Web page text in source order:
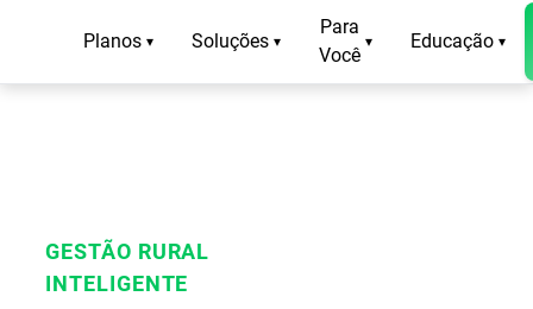
Planos ▾ Soluções ▾
Para
Você
▾ Educação ▾
GESTÃO RURAL
INTELIGENTE